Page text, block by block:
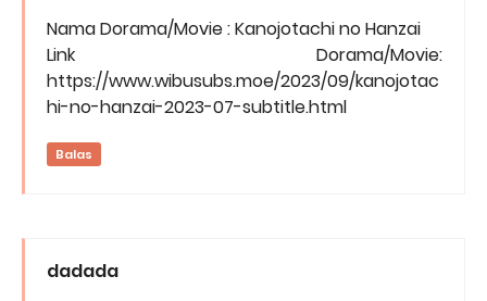
Nama Dorama/Movie : Kanojotachi no Hanzai
Link Dorama/Movie:
https://www.wibusubs.moe/2023/09/kanojotac
hi-no-hanzai-2023-07-subtitle.html
Balas
dadada